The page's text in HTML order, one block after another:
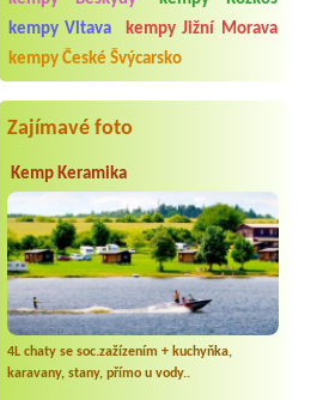
Lido
2l chatka
Termín od 2026-08-08 |Vodácké
tábořiště Ostrov
1 stan, 2 dospělí, 2 děti, 1 auto
kempy Vltava
kempy Jižní Morava
kempy České Švýcarsko
Zajímavé foto
Kemp Keramika
4L chaty se soc.zažízením + kuchyňka,
karavany, stany, přímo u vody..